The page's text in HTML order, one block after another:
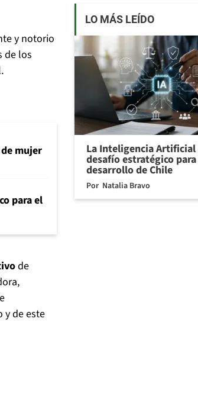
y notorio
de los
mujer
para el
de
y de este
LO MÁS LEÍDO
La Inteligencia Artificial
desafío estratégico
desarrollo de Chile
Por Natalia Bravo